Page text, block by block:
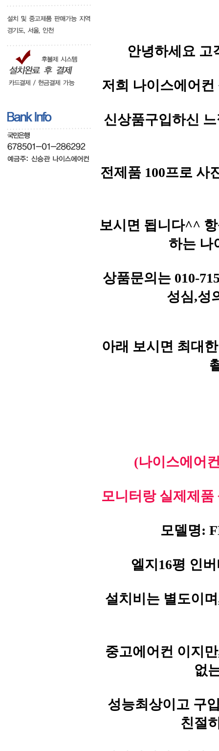
안녕하세요
저희 나이스에어
신상품구입하신
전제품 100프로 사
보시면 됩니다^^
하는 나
상품문의는 010-
성심,성
아래 보시면 최대
(나이스에어
모니터랑 실제제
모델명:
엘지16평 인
설치비는 별도이
중고에어컨 이지
없
성능최상이고 구
친절